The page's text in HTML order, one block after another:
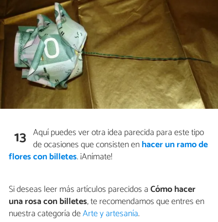
13 Aquí puedes ver otra idea parecida para este tipo
de ocasiones que consisten enhacer un ramo de
flores con billetes. ¡Anímate!
Si deseas leer más artículos parecidos aCómo hacer
una rosa con billetes, te recomendamos que entres en
nuestra categoría deArte y artesanía.